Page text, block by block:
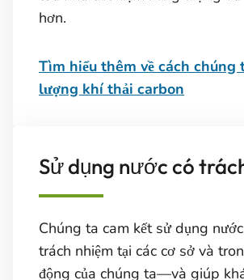
hơn.
Tìm hiểu thêm về cách chúng
lượng khí thải carbon
Sử dụng nước có
Chúng ta cam kết sử dụng
trách nhiệm tại các cơ sở và
động của chúng ta—và giúp